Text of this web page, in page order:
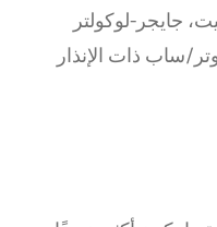
جايجر-لوكولتر
ساب ذات الإنذار